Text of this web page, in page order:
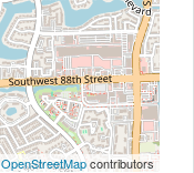
OpenStreetMapcontributors